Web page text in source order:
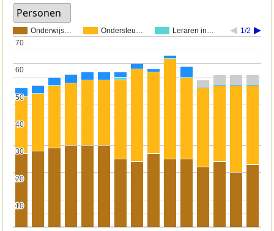
Personen
Onderwijs… Ondersteu… Leraren in… 1/2
10
10
20
20
30
30
40
40
50
50
60
60
70
70